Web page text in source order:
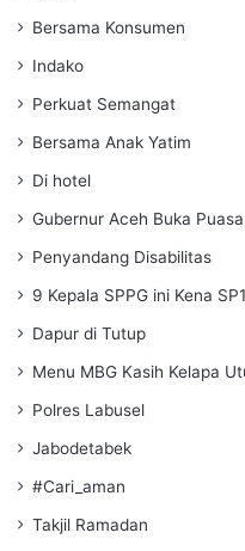
Bersama Konsumen
Indako
Perkuat Semangat
Bersama Anak Yatim
Di hotel
Gubernur Aceh Buka Puasa
Penyandang Disabilitas
9 Kepala SPPG ini Kena SP1
Dapur di Tutup
Menu MBG Kasih Kelapa
Polres Labusel
Jabodetabek
#Cari_aman
Takjil Ramadan